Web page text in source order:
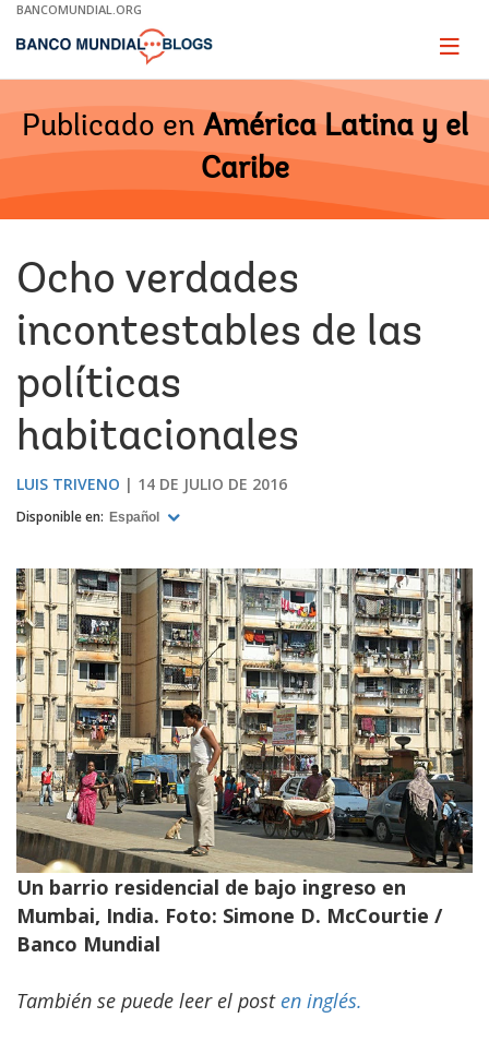
Skip
Main
BANCOMUNDIAL.ORG
Page
Publicado en América Latina y el
Caribe
Ocho verdades
incontestables de las
políticas
habitacionales
LUIS TRIVENO 14 DE JULIO DE 2016
Disponible en: Español
Un barrio residencial de bajo ingreso en
Mumbai, India. Foto: Simone D. McCourtie /
Banco Mundial
También se puede leer el post en inglés.